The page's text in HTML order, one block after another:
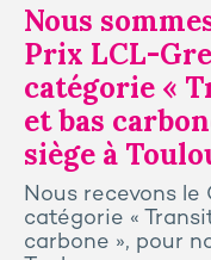
Nous
Prix LCL-
catégorie «
et bas
siège à
Nous recevons le
catégorie «
carbone », pour